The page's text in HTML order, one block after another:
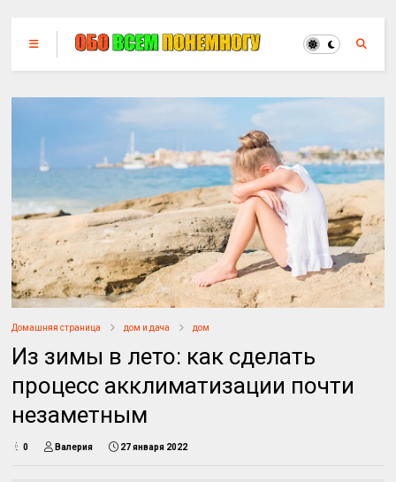
Домашняя страница дом и дача дом
Из зимы в лето: как сделать
процесс акклиматизации почти
незаметным
0 Валерия 27 января 2022